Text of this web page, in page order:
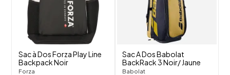
visibility
Sac à Dos Forza Play Line
Backpack Noir
Forza
Sac A Dos Babolat
BackRack 3 Noir/ Jaune
Babolat